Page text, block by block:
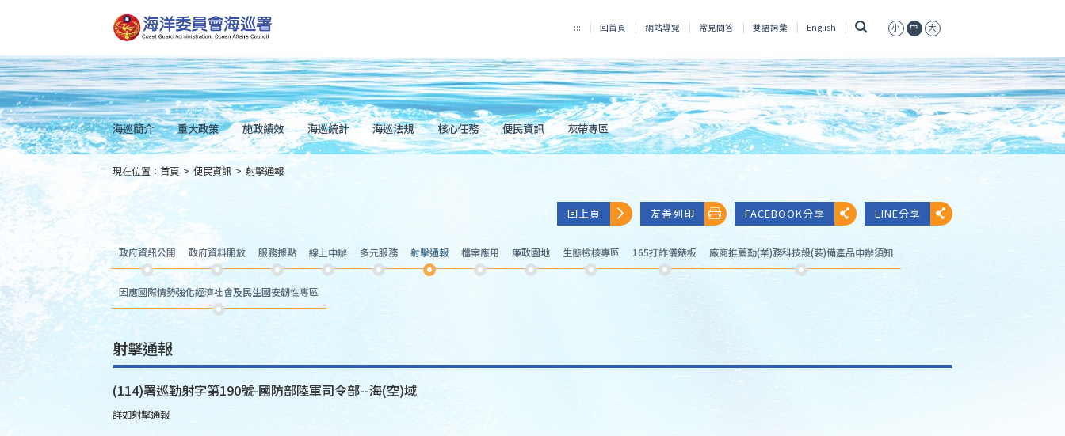
到
主
內
容
Skip
to
main
content
::: 回首頁 網站導覽 常見問答 雙語詞彙 English 小 中 大
海巡簡介 重大政策 施政績效 海巡統計 海巡法規 核心任務 便民資訊 灰帶專區
::: 現在位置： 首頁 > 便民資訊 > 射擊通報
回上頁 友善列印 FACEBOOK分享 LINE分享
政府資訊公開 政府資料開放 服務據點 線上申辦 多元服務 射擊通報 檔案應用 廉政園地 生態檢核專區 165打詐儀錶板 廠商推薦勤(業)務科技設(裝)備產品申辦須知
因應國際情勢強化經濟社會及民生國安韌性專區
射擊通報
(114)署巡勤射字第190號-國防部陸軍司令部--海(空)域
詳如射擊通報